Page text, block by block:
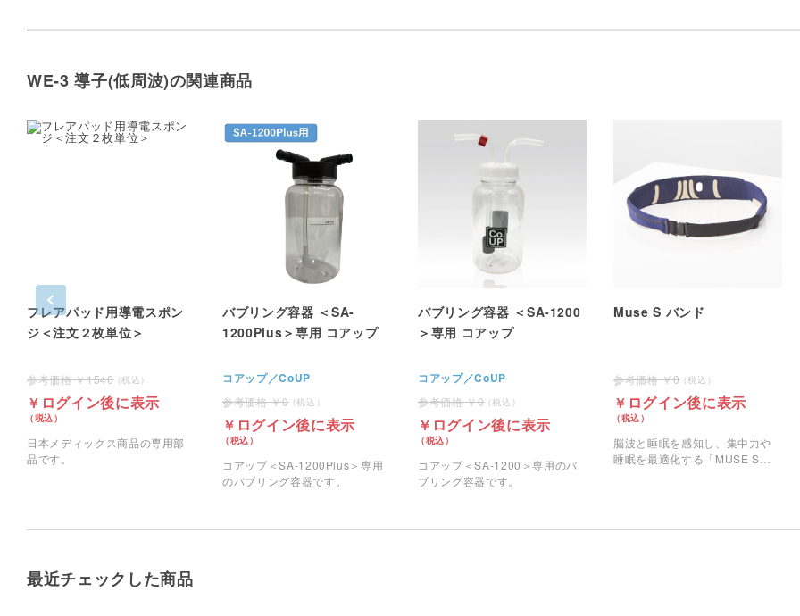
WE-3 導子(低周波)の関連商品
フレアパッド用導電スポン
ジ＜注文２枚単位＞
1540
ログイン後に表示
日本メディックス商品の専用部
品です。
バブリング容器 ＜SA-
1200Plus＞専用 コアップ
コアップ／CoUP
0
ログイン後に表示
コアップ＜SA-1200Plus＞専用
のバブリング容器です。
バブリング容器 ＜SA-1200
＞専用 コアップ
コアップ／CoUP
0
ログイン後に表示
コアップ＜SA-1200＞専用のバ
ブリング容器です。
Muse S バンド
0
ログイン後に表示
脳波と睡眠を感知し、集中力や
睡眠を最適化する「MUSE S」
最近チェックした商品